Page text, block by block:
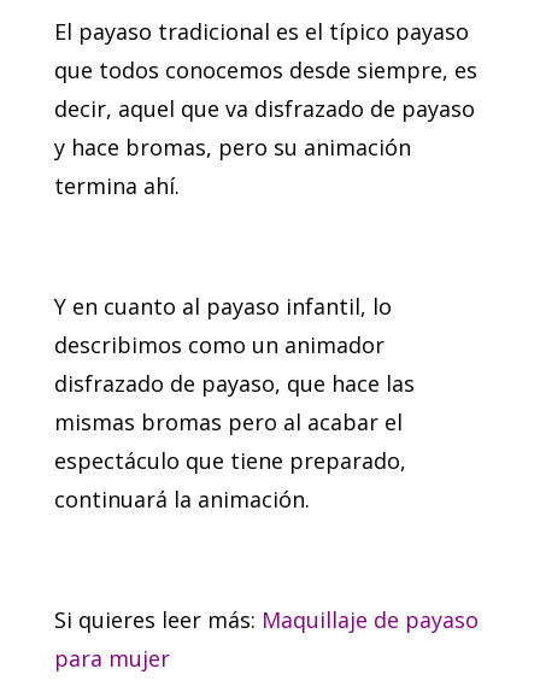
El payaso tradicional es el típico payaso
que todos conocemos desde siempre, es
decir, aquel que va disfrazado de payaso
y hace bromas, pero su animación
termina ahí.
Y en cuanto al payaso infantil, lo
describimos como un animador
disfrazado de payaso, que hace las
mismas bromas pero al acabar el
espectáculo que tiene preparado,
continuará la animación.
Si quieres leer más: Maquillaje de payaso
para mujer